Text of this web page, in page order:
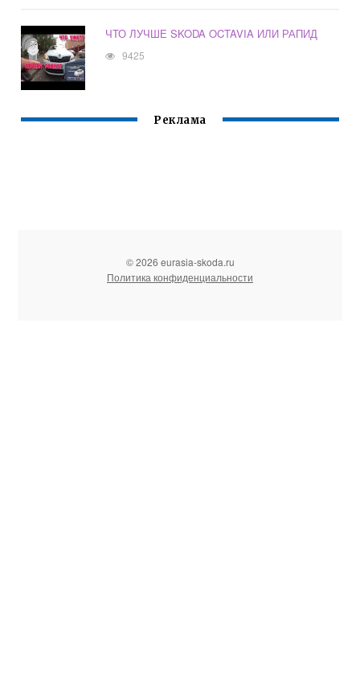
ЧТО ЛУЧШЕ SKODA OCTAVIA ИЛИ РАПИД
9425
Реклама
© 2026 eurasia-skoda.ru
Политика конфиденциальности